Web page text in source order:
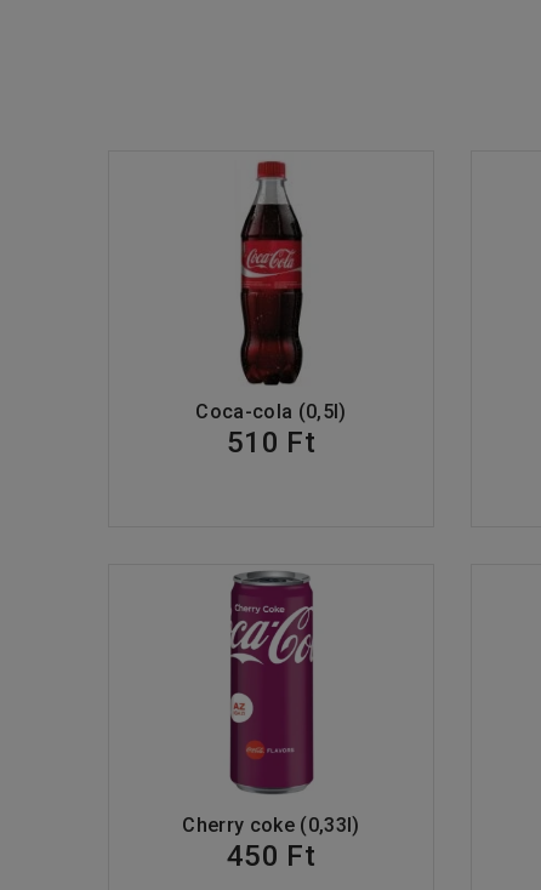
Coca-cola (0,5l)
510 Ft
Cherry coke (0,33l)
450 Ft